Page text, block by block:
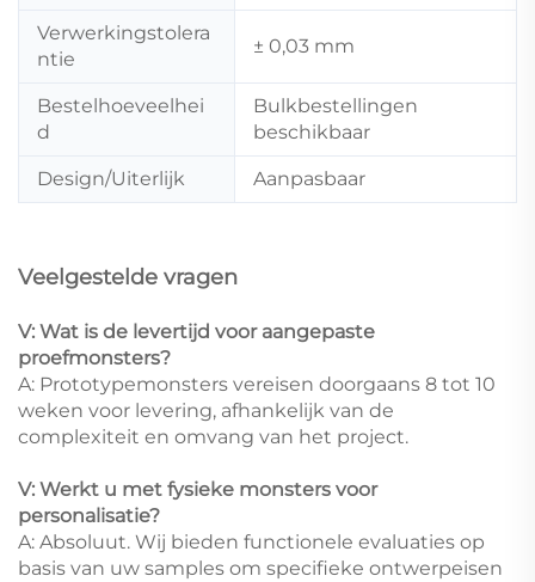
Verwerkingstolera
ntie
± 0,03 mm
Bestelhoeveelhei
d
Bulkbestellingen
beschikbaar
Design/Uiterlijk Aanpasbaar
Veelgestelde vragen
V: Wat is de levertijd voor aangepaste
proefmonsters?
A: Prototypemonsters vereisen doorgaans 8 tot 10
weken voor levering, afhankelijk van de
complexiteit en omvang van het project.
V: Werkt u met fysieke monsters voor
personalisatie?
A: Absoluut. Wij bieden functionele evaluaties op
basis van uw samples om specifieke ontwerpeisen